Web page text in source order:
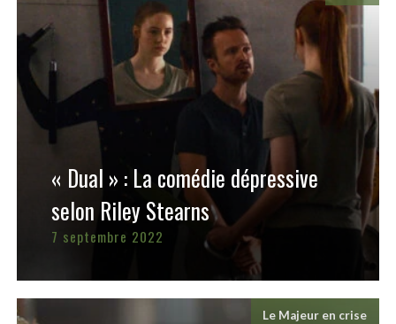
« Dual » : La comédie dépressive
selon Riley Stearns
7 septembre 2022
Le Majeur en crise